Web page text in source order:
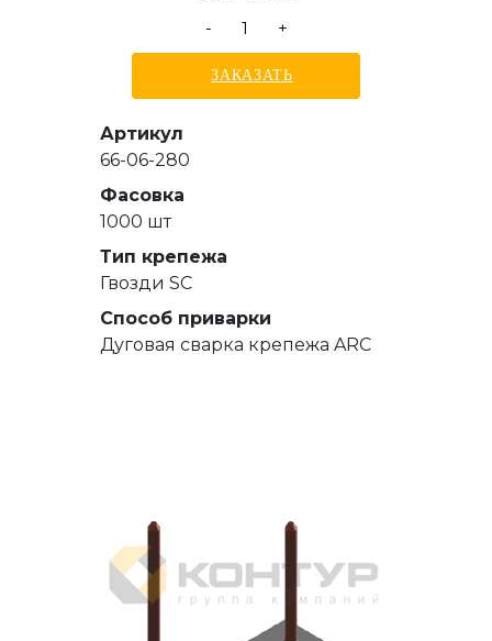
-
+
ЗАКАЗАТЬ
Артикул
66-06-280
Фасовка
1000 шт
Тип крепежа
Гвозди SC
Способ приварки
Дуговая сварка крепежа ARC